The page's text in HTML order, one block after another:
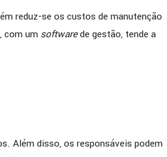
reduz-se os custos de manutenção
com um softwarede gestão, tende a
Além disso, os responsáveis podem